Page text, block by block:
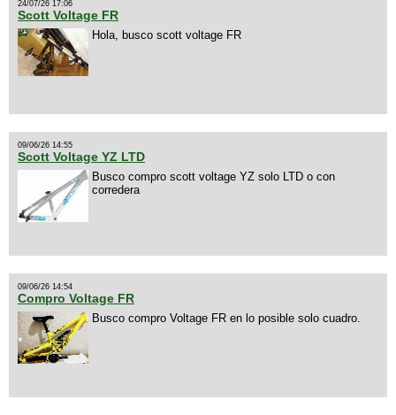
24/07/26 17:06
Scott Voltage FR
Hola, busco scott voltage FR
09/06/26 14:55
Scott Voltage YZ LTD
Busco compro scott voltage YZ solo LTD o con
corredera
09/06/26 14:54
Compro Voltage FR
Busco compro Voltage FR en lo posible solo cuadro.